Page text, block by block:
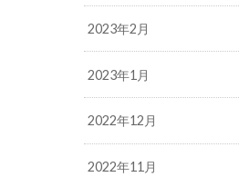
2023年2月
2023年1月
2022年12月
2022年11月